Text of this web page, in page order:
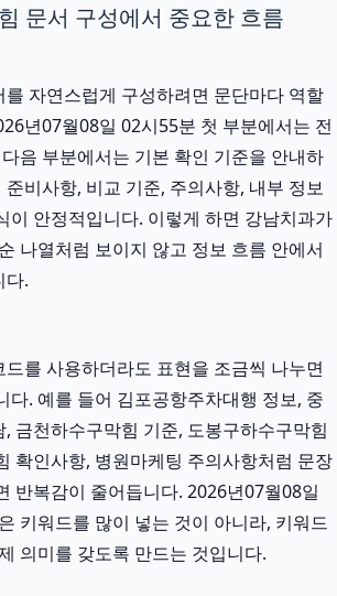
문서 구성에서 중요한 흐름
자연스럽게 구성하려면 문단마다 역할
년07월08일 02시55분 첫 부분에서는 전
음 부분에서는 기본 확인 기준을 안내하
비사항, 비교 기준, 주의사항, 내부 정보
이 안정적입니다. 이렇게 하면 강남치과가
나열처럼 보이지 않고 정보 흐름 안에서
다.
를 사용하더라도 표현을 조금씩 나누면
다. 예를 들어 김포공항주차대행 정보, 중
금천하수구막힘 기준, 도봉구하수구막힘
확인사항, 병원마케팅 주의사항처럼 문장
반복감이 줄어듭니다. 2026년07월08일
키워드를 많이 넣는 것이 아니라, 키워드
의미를 갖도록 만드는 것입니다.